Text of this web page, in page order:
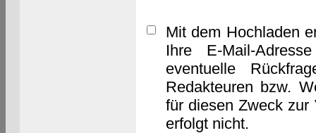
Mit dem Hochladen
Ihre E-Mail-
eventuelle
Redakteuren bzw.
für diesen Zweck zur
erfolgt nicht.